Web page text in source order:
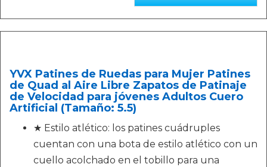
YVX Patines de Ruedas para Mujer Patines
de Quad al Aire Libre Zapatos de Patinaje
de Velocidad para jóvenes Adultos Cuero
Artificial (Tamaño: 5.5)
★ Estilo atlético: los patines cuádruples
cuentan con una bota de estilo atlético con un
cuello acolchado en el tobillo para una